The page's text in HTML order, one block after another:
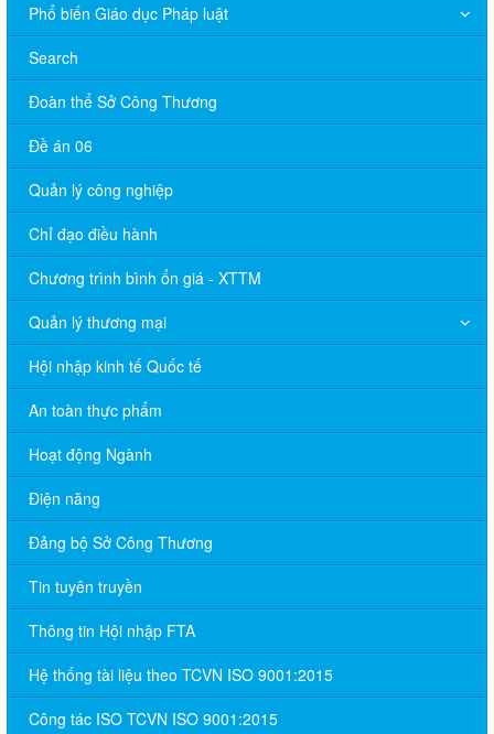
Phổ biến Giáo dục Pháp luật
Search
Đoàn thể Sở Công Thương
Đề án 06
Quản lý công nghiệp
Chỉ đạo điều hành
Chương trình bình ổn giá - XTTM
Quản lý thương mại
Hội nhập kinh tế Quốc tế
An toàn thực phẩm
Hoạt động Ngành
Điện năng
Đảng bộ Sở Công Thương
Tin tuyên truyền
Thông tin Hội nhập FTA
Hệ thống tài liệu theo TCVN ISO 9001:2015
Công tác ISO TCVN ISO 9001:2015